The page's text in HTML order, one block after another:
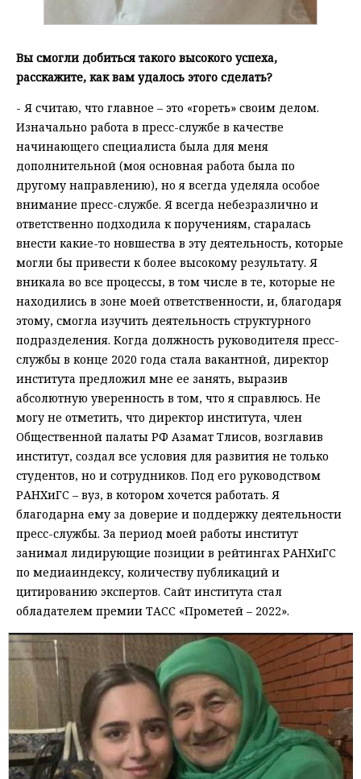
Вы смогли добиться такого высокого успеха,
расскажите, как вам удалось этого сделать?
- Я считаю, что главное – это «гореть» своим делом.
Изначально работа в пресс-службе в качестве
начинающего специалиста была для меня
дополнительной (моя основная работа была по
другому направлению), но я всегда уделяла особое
внимание пресс-службе. Я всегда небезразлично и
ответственно подходила к поручениям, старалась
внести какие-то новшества в эту деятельность, которые
могли бы привести к более высокому результату. Я
вникала во все процессы, в том числе в те, которые не
находились в зоне моей ответственности, и, благодаря
этому, смогла изучить деятельность структурного
подразделения. Когда должность руководителя пресс-
службы в конце 2020 года стала вакантной, директор
института предложил мне ее занять, выразив
абсолютную уверенность в том, что я справлюсь. Не
могу не отметить, что директор института, член
Общественной палаты РФ Азамат Тлисов, возглавив
институт, создал все условия для развития не только
студентов, но и сотрудников. Под его руководством
РАНХиГС – вуз, в котором хочется работать. Я
благодарна ему за доверие и поддержку деятельности
пресс-службы. За период моей работы институт
занимал лидирующие позиции в рейтингах РАНХиГС
по медиаиндексу, количеству публикаций и
цитированию экспертов. Сайт института стал
обладателем премии ТАСС «Прометей – 2022».